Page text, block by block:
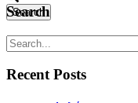
Search
Recent Posts